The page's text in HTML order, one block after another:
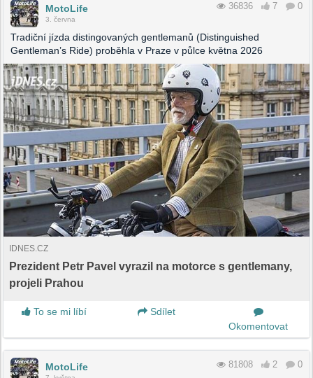
MotoLife
3. června
36836 7 0
Tradiční jízda distingovaných gentlemanů (Distinguished
Gentleman’s Ride) proběhla v Praze v půlce května 2026
IDNES.CZ
Prezident Petr Pavel vyrazil na motorce s gentlemany,
projeli Prahou
To se mi líbí
Sdílet
Okomentovat
MotoLife 81808 2 0